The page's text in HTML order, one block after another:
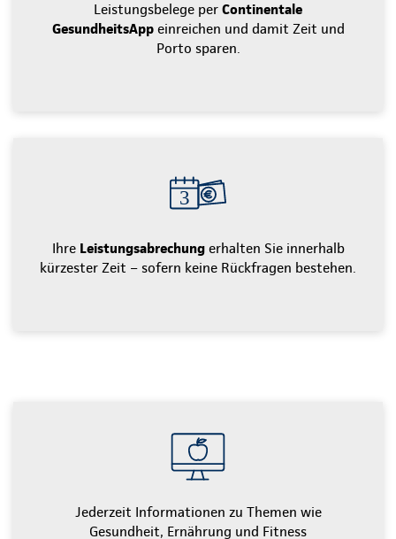
Leistungsbelege per Continentale
GesundheitsAppeinreichen und damit Zeit und
Porto sparen.
Ihre Leistungsabrechungerhalten Sie innerhalb
kürzester Zeit – sofern keine Rückfragen bestehen.
Jederzeit Informationen zu Themen wie
Gesundheit, Ernährung und Fitness